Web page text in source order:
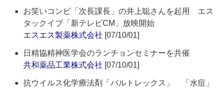
お笑いコンビ「次長課長」の井上聡さんを起用 エス
タックイブ「新テレビCM」放映開始
エスエス製薬株式会社 [07/10/01]
日精協精神医学会のランチョンセミナーを共催
共和薬品工業株式会社 [07/10/01]
抗ウイルス化学療法剤「バルトレックス」 「水痘」